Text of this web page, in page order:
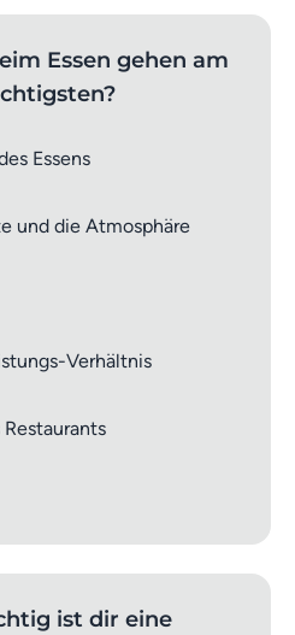
Essen gehen am
Essens
und die Atmosphäre
Verhältnis
Restaurants
ist dir eine